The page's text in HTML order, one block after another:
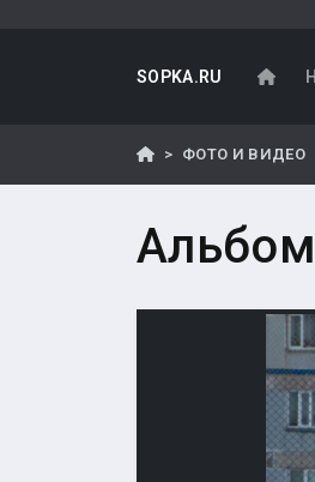
SOPKA.RU
ФОТО И ВИДЕО